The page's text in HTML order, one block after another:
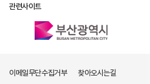
관련사이트
이메일무단수집거부 찾아오시는길